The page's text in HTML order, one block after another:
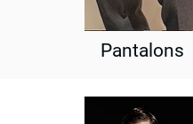
Pantalons